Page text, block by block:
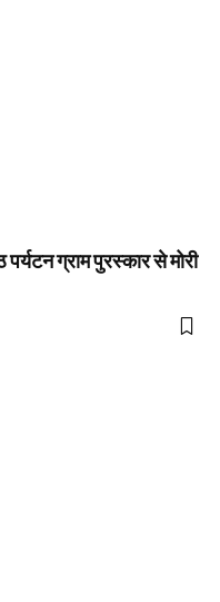
ग्राम पुरस्कार से मोरी